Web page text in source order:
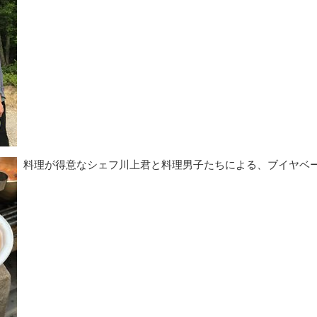
料理が得意なシェフ川上君と料理男子たちによる、ブイヤベ